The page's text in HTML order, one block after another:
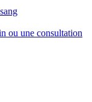
ou une consultation